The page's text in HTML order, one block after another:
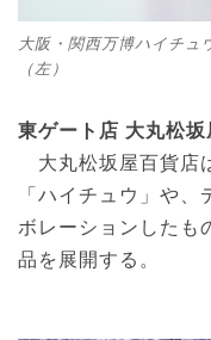
大阪・関西万博ハイチ
（左）
東ゲート店 大丸松
大丸松坂屋百貨店
「ハイチュウ」や
ボレーションしたも
品を展開する。